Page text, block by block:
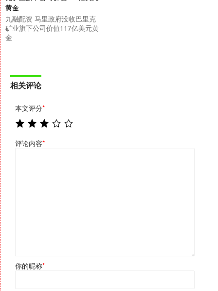
九融配资 马里政府没收巴里克
矿业旗下公司价值117亿美元黄
金
相关评论
本文评分*
评论内容*
你的昵称*